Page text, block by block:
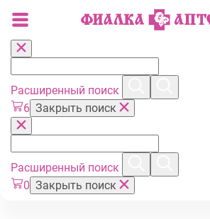
Расширенный поиск
6 Закрыть поиск
Расширенный поиск
0 Закрыть поиск